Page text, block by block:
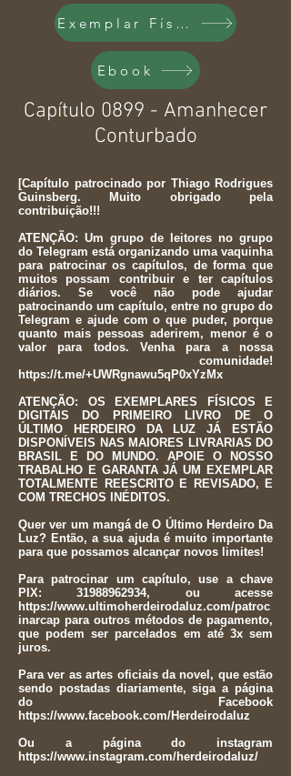
Exemplar Físico
Ebook
Capítulo 0899 - Amanhecer
Conturbado
[Capítulo patrocinado por Thiago Rodrigues
Guinsberg. Muito obrigado pela
contribuição!!!
ATENÇÃO: Um grupo de leitores no grupo
do Telegram está organizando uma vaquinha
para patrocinar os capítulos, de forma que
muitos possam contribuir e ter capítulos
diários. Se você não pode ajudar
patrocinando um capítulo, entre no grupo do
Telegram e ajude com o que puder, porque
quanto mais pessoas aderirem, menor é o
valor para todos. Venha para a nossa
comunidade!
https://t.me/+UWRgnawu5qP0xYzMx
ATENÇÃO: OS EXEMPLARES FÍSICOS E
DIGITAIS DO PRIMEIRO LIVRO DE O
ÚLTIMO HERDEIRO DA LUZ JÁ ESTÃO
DISPONÍVEIS NAS MAIORES LIVRARIAS DO
BRASIL E DO MUNDO. APOIE O NOSSO
TRABALHO E GARANTA JÁ UM EXEMPLAR
TOTALMENTE REESCRITO E REVISADO, E
COM TRECHOS INÉDITOS.
Quer ver um mangá de O Último Herdeiro Da
Luz? Então, a sua ajuda é muito importante
para que possamos alcançar novos limites!
Para patrocinar um capítulo, use a chave
PIX:31988962934, ou acesse
https://www.ultimoherdeirodaluz.com/patroc
inarcap para outros métodos de pagamento,
que podem ser parcelados em até 3x sem
juros.
Para ver as artes oficiais da novel, que estão
sendo postadas diariamente, siga a página
do Facebook
https://www.facebook.com/Herdeirodaluz
Ou a página do instagram
https://www.instagram.com/herdeirodaluz/